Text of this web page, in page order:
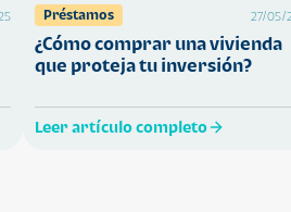
Préstamos 27/05/
¿Cómo comprar una vivienda
que proteja tu inversión?
Leer artículo completo